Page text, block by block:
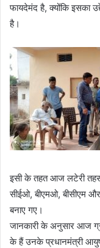
फायदेमंद है, क्योंकि इसका
है।
इसी के तहत आज लटेरी
सीईओ, बीएमओ, बीसीएम
बनाए गए।
जानकारी के अनुसार आज
के हैं उनके प्रधानमंत्री